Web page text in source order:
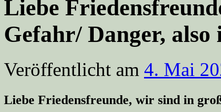
Liebe
Gefahr/ Danger, also
Veröffentlicht am 4. Mai
Liebe Friedensfreunde, wir sind in